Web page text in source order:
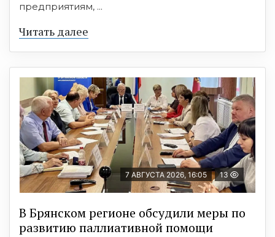
предприятиям, ...
Читать далее
7 АВГУСТА 2026, 16:05 13
В Брянском регионе обсудили меры по
развитию паллиативной помощи